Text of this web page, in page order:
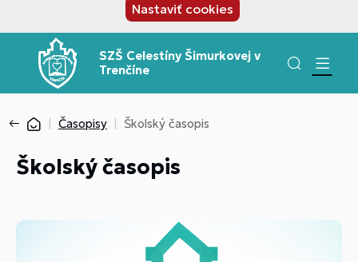
Nastaviť cookies
SZŠ Celestíny Šimurkovej v
Trenčíne
Časopisy Školský časopis
Školský časopis